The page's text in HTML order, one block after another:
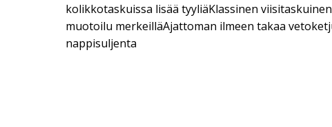
kolikkotaskuissa lisää tyyliäKlassinen viisitaskuinen
muotoilu merkeilläAjattoman ilmeen takaa
nappisuljenta